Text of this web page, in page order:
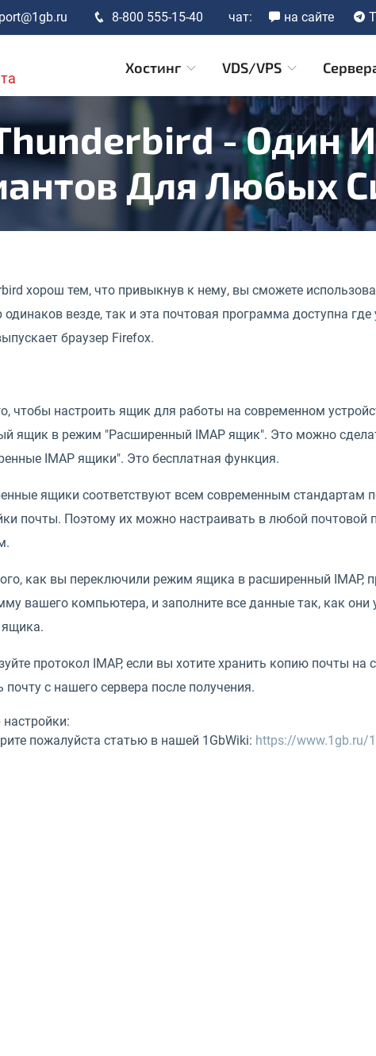
8-800 555-15-40 чат: на сайте
Хостинг VDS/VPS
- Один
Для Любых
хорош тем, что привыкнув к нему, вы сможете
одинаков везде, так и эта почтовая программа доступна
браузер Firefox.
чтобы настроить ящик для работы на современном
ящик в режим "Расширенный IMAP ящик". Это можно
IMAP ящики". Это бесплатная функция.
ящики соответствуют всем современным
почты. Поэтому их можно настраивать в любой почтовой
как вы переключили режим ящика в расширенный IMAP,
вашего компьютера, и заполните все данные так, как
протокол IMAP, если вы хотите хранить копию почты на
почту с нашего сервера после получения.
пожалуйста статью в нашей 1GbWiki: https://www.1gb.ru/